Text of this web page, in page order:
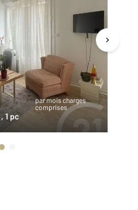
par mois charges
comprises
, 1 pc